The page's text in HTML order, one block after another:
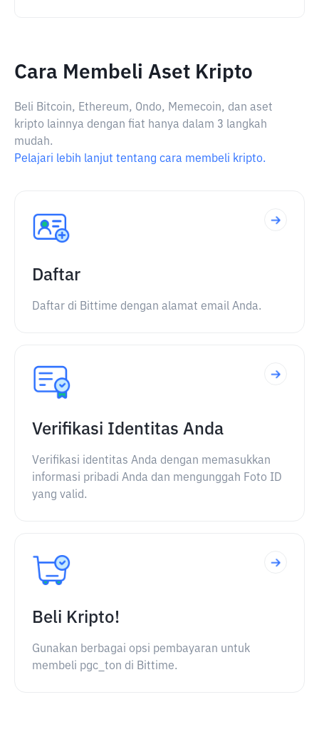
Cara Membeli Aset Kripto
Beli Bitcoin, Ethereum, Ondo, Memecoin, dan aset
kripto lainnya dengan fiat hanya dalam 3 langkah
mudah.
Pelajari lebih lanjut tentang cara membeli kripto.
Daftar
Daftar di Bittime dengan alamat email Anda.
Verifikasi Identitas Anda
Verifikasi identitas Anda dengan memasukkan
informasi pribadi Anda dan mengunggah Foto ID
yang valid.
Beli Kripto!
Gunakan berbagai opsi pembayaran untuk
membeli pgc_ton di Bittime.